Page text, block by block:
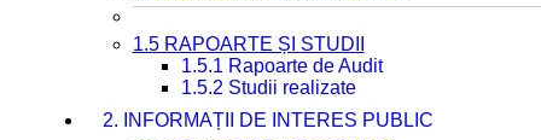
1.5 RAPOARTE ȘI STUDII
1.5.1 Rapoarte de Audit
1.5.2 Studii realizate
2. INFORMAȚII DE INTERES PUBLIC